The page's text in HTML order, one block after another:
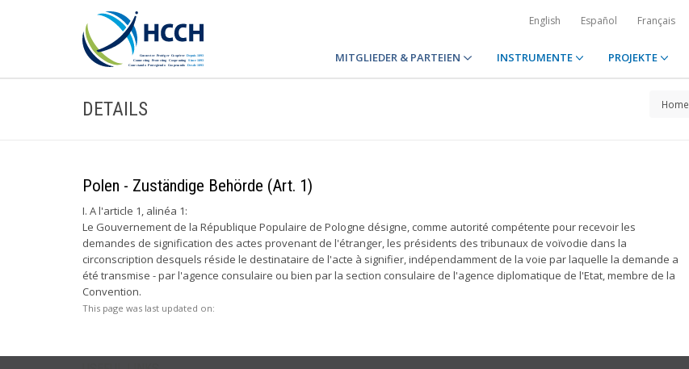
English Español Français
MITGLIEDER & PARTEIEN INSTRUMENTE PROJEKTE
DETAILS Home
Polen - Zuständige Behörde (Art. 1)
I. A l'article 1, alinéa 1:
Le Gouvernement de la République Populaire de Pologne désigne, comme autorité compétente pour recevoir les
demandes de signification des actes provenant de l'étranger, les présidents des tribunaux de voïvodie dans la
circonscription desquels réside le destinataire de l'acte à signifier, indépendamment de la voie par laquelle la demande a
été transmise - par l'agence consulaire ou bien par la section consulaire de l'agence diplomatique de l'Etat, membre de la
Convention.
This page was last updated on: